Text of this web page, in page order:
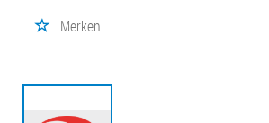
Merken